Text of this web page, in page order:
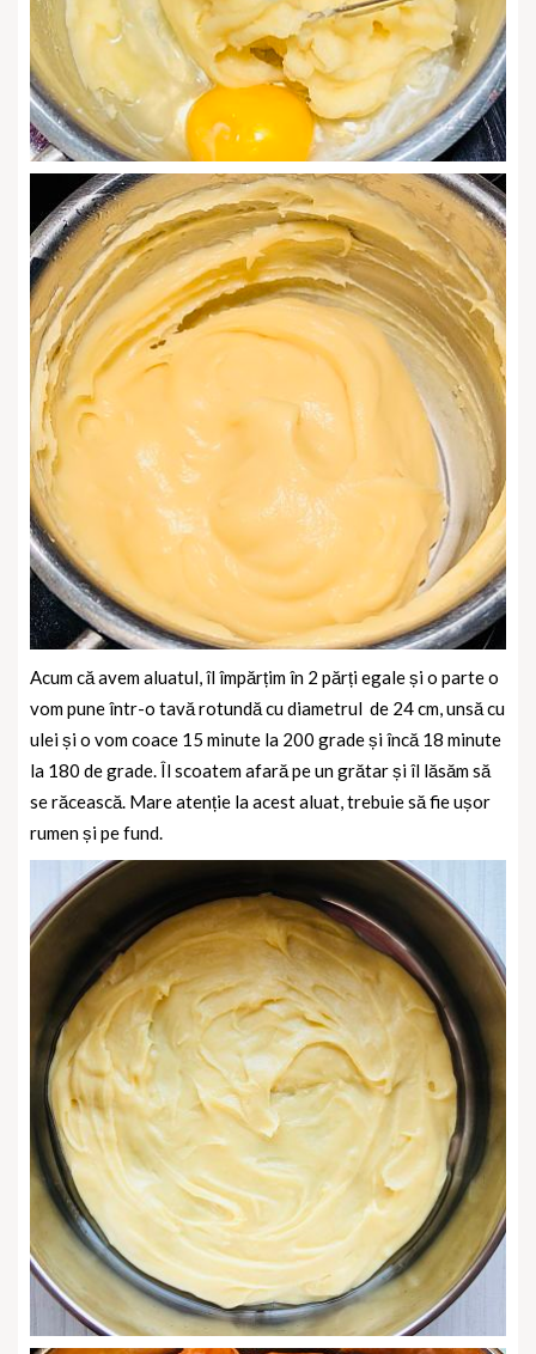
Acum că avem aluatul, îl împărțim în 2 părți egale și o parte o
vom pune într-o tavă rotundă cu diametrul de 24 cm, unsă cu
ulei și o vom coace 15 minute la 200 grade și încă 18 minute
la 180 de grade. Îl scoatem afară pe un grătar și îl lăsăm să
se răcească. Mare atenție la acest aluat, trebuie să fie ușor
rumen și pe fund.